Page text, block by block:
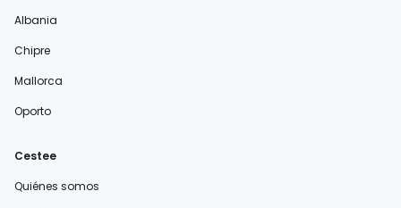
Albania
Chipre
Mallorca
Oporto
Cestee
Quiénes somos